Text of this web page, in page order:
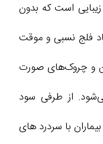
زیبایی است که بدون
فلج نسبی و موقت
و چروک‌های صورت
از طرفی سود
با سردرد های